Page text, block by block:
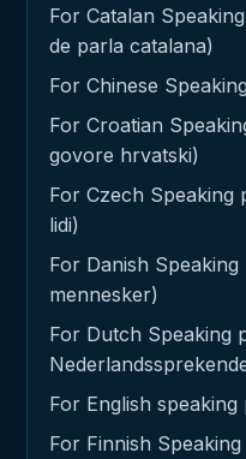
For Catalan
de parla catalana)
For Chinese
For Croatian
govore hrvatski)
For Czech
lidi)
For Danish
mennesker)
For Dutch Speaking
For English speaking
For Finnish